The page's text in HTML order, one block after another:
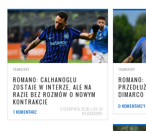
TRANSFERY
ROMANO: CALHANOGLU
ZOSTAJE W INTERZE, ALE NA
RAZIE BEZ ROZMÓW O NOWYM
KONTRAKCIE
1 KOMENTARZ 5 SIERPNIA 2026 | 09:32
NERIOCORSI
TRANSFERY
ROMANO:
DIMARCO
0 KOMENTARZY